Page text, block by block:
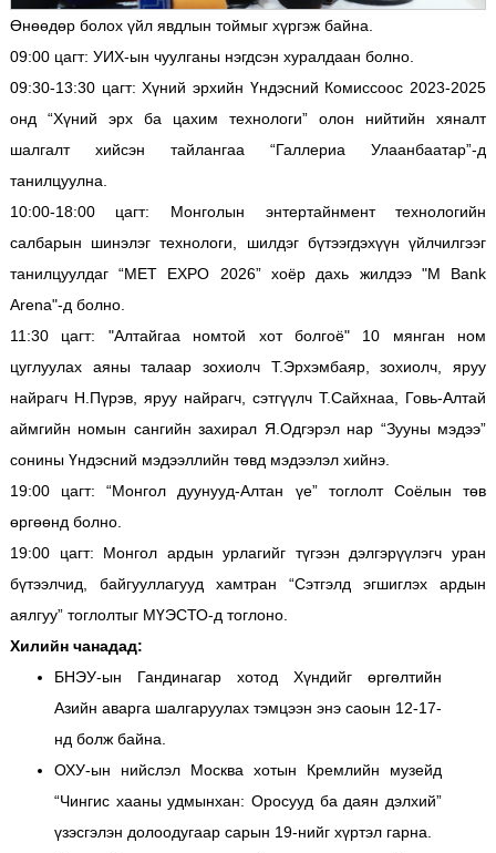
Өнөөдөр болох үйл явдлын тоймыг хүргэж байна.
09:00 цагт: УИХ-ын чуулганы нэгдсэн хуралдаан болно.
09:30-13:30 цагт: Хүний эрхийн Үндэсний Комиссоос 2023-2025
онд “Хүний эрх ба цахим технологи” олон нийтийн хяналт
шалгалт хийсэн тайлангаа “Галлериа Улаанбаатар”-д
танилцуулна.
10:00-18:00 цагт: Монголын энтертайнмент технологийн
салбарын шинэлэг технологи, шилдэг бүтээгдэхүүн үйлчилгээг
танилцуулдаг “MET EXPO 2026” хоёр дахь жилдээ "M Bank
Arena"-д болно.
11:30 цагт: "Алтайгаа номтой хот болгоё" 10 мянган ном
цуглуулах аяны талаар зохиолч Т.Эрхэмбаяр, зохиолч, яруу
найрагч Н.Пүрэв, яруу найрагч, сэтгүүлч Т.Сайхнаа, Говь-Алтай
аймгийн номын сангийн захирал Я.Одгэрэл нар “Зууны мэдээ”
сонины Үндэсний мэдээллийн төвд мэдээлэл хийнэ.
19:00 цагт: “Монгол дуунууд-Алтан үе” тоглолт Соёлын төв
өргөөнд болно.
19:00 цагт: Монгол ардын урлагийг түгээн дэлгэрүүлэгч уран
бүтээлчид, байгууллагууд хамтран “Сэтгэлд эгшиглэх ардын
аялгуу” тоглолтыг МҮЭСТО-д тоглоно.
Хилийн чанадад:
БНЭУ-ын Гандинагар хотод Хүндийг өргөлтийн
Азийн аварга шалгаруулах тэмцээн энэ саоын 12-17-
нд болж байна.
ОХУ-ын нийслэл Москва хотын Кремлийн музейд
“Чингис хааны удмынхан: Оросууд ба даян дэлхий”
үзэсгэлэн долоодугаар сарын 19-нийг хүртэл гарна.